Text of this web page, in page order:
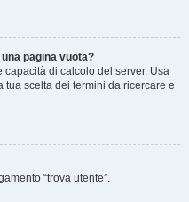
pagina vuota?
capacità di calcolo del server. Usa
tua scelta dei termini da ricercare e
“trova utente”.